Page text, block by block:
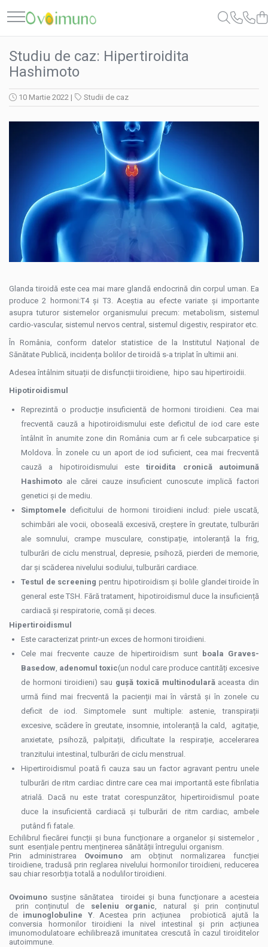
Boli Autoimune
Psoriazis
Poliartrită Reumatoidă
Miastenia Gravis
Hipertiroidita Hashimoto
Studiu de caz: Hipertiroidita
Hashimoto
10 Martie 2022 | Studii de caz
Glanda tiroidă este cea mai mare glandă endocrină din corpul uman. Ea
produce 2 hormoni:T4 și T3. Aceștia au efecte variate și importante
asupra tuturor sistemelor organismului precum: metabolism, sistemul
cardio-vascular, sistemul nervos central, sistemul digestiv, respirator etc.
În România, conform datelor statistice de la Institutul Național de
Sănătate Publică, incidența bolilor de tiroidă s-a triplat în ultimii ani.
Adesea întâlnim situații de disfuncții tiroidiene, hipo sau hipertiroidii.
Hipotiroidismul
Reprezintă o producție insuficientă de hormoni tiroidieni. Cea mai
frecventă cauză a hipotiroidismului este deficitul de iod care este
întâlnit în anumite zone din România cum ar fi cele subcarpatice și
Moldova. În zonele cu un aport de iod suficient, cea mai frecventă
cauză a hipotiroidismului estetiroidita cronică autoimună
Hashimoto ale cărei cauze insuficient cunoscute implică factori
genetici și de mediu.
Simptomele deficitului de hormoni tiroidieni includ: piele uscată,
schimbări ale vocii, oboseală excesivă, creștere în greutate, tulburări
ale somnului, crampe musculare, constipație, intoleranță la frig,
tulburări de ciclu menstrual, depresie, psihoză, pierderi de memorie,
dar și scăderea nivelului sodiului, tulburări cardiace.
Testul de screening pentru hipotiroidism și bolile glandei tiroide în
general este TSH. Fără tratament, hipotiroidismul duce la insuficiență
cardiacă și respiratorie, comă și deces.
Hipertiroidismul
Este caracterizat printr-un exces de hormoni tiroidieni.
Cele mai frecvente cauze de hipertiroidism sunt boala Graves-
Basedow adenomul toxic(un nodul care produce cantități excesive
de hormoni tiroidieni) sau gușă toxică multinodularăaceasta din
urmă fiind mai frecventă la pacienții mai în vârstă și în zonele cu
deficit de iod. Simptomele sunt multiple: astenie, transpirații
excesive, scădere în greutate, insomnie, intoleranță la cald, agitație,
anxietate, psihoză, palpitații, dificultate la respirație, accelerarea
tranzitului intestinal, tulburări de ciclu menstrual.
Hipertiroidismul poată fi cauza sau un factor agravant pentru unele
tulburări de ritm cardiac dintre care cea mai importantă este fibrilatia
atrială. Dacă nu este tratat corespunzător, hipertiroidismul poate
duce la insuficientă cardiacă și tulburări de ritm cardiac, ambele
putând fi fatale.
Echilibrul fiecărei funcții și buna funcționare a organelor și sistemelor ,
sunt esențiale pentru menținerea sănătății întregului organism.
Prin administrarea Ovoimunoam obținut normalizarea funcției
tiroidiene, tradusă prin reglarea nivelului hormonilor tiroidieni, reducerea
sau chiar resorbția totală a nodulilor tiroidieni.
Ovoimuno susține sănătatea tiroidei și buna funcționare a acesteia
prin conținutul de seleniu organic , natural și prin conținutul
de imunoglobuline Y. Acestea prin acțiunea probiotică ajută la
conversia hormonilor tiroidieni la nivel intestinal și prin acțiunea
imunomodulatoare echilibrează imunitatea crescută în cazul tiroiditelor
autoimmune.